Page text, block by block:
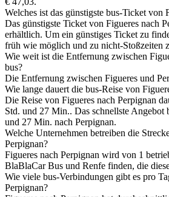
Welches ist das günstigste bus-Ticket von
Das günstigste Ticket von Figueres nach
erhältlich. Um ein günstiges Ticket zu
früh wie möglich und zu nicht-Stoßzeiten
Wie weit ist die Entfernung zwischen
bus?
Die Entfernung zwischen Figueres und
Wie lange dauert die bus-Reise von
Die Reise von Figueres nach Perpignan
Std. und 27 Min.. Das schnellste Angebot
und 27 Min. nach Perpignan.
Welche Unternehmen betreiben die
Perpignan?
Figueres nach Perpignan wird von 1
BlaBlaCar Bus und Renfe finden, die
Wie viele bus-Verbindungen gibt es pro
Perpignan?